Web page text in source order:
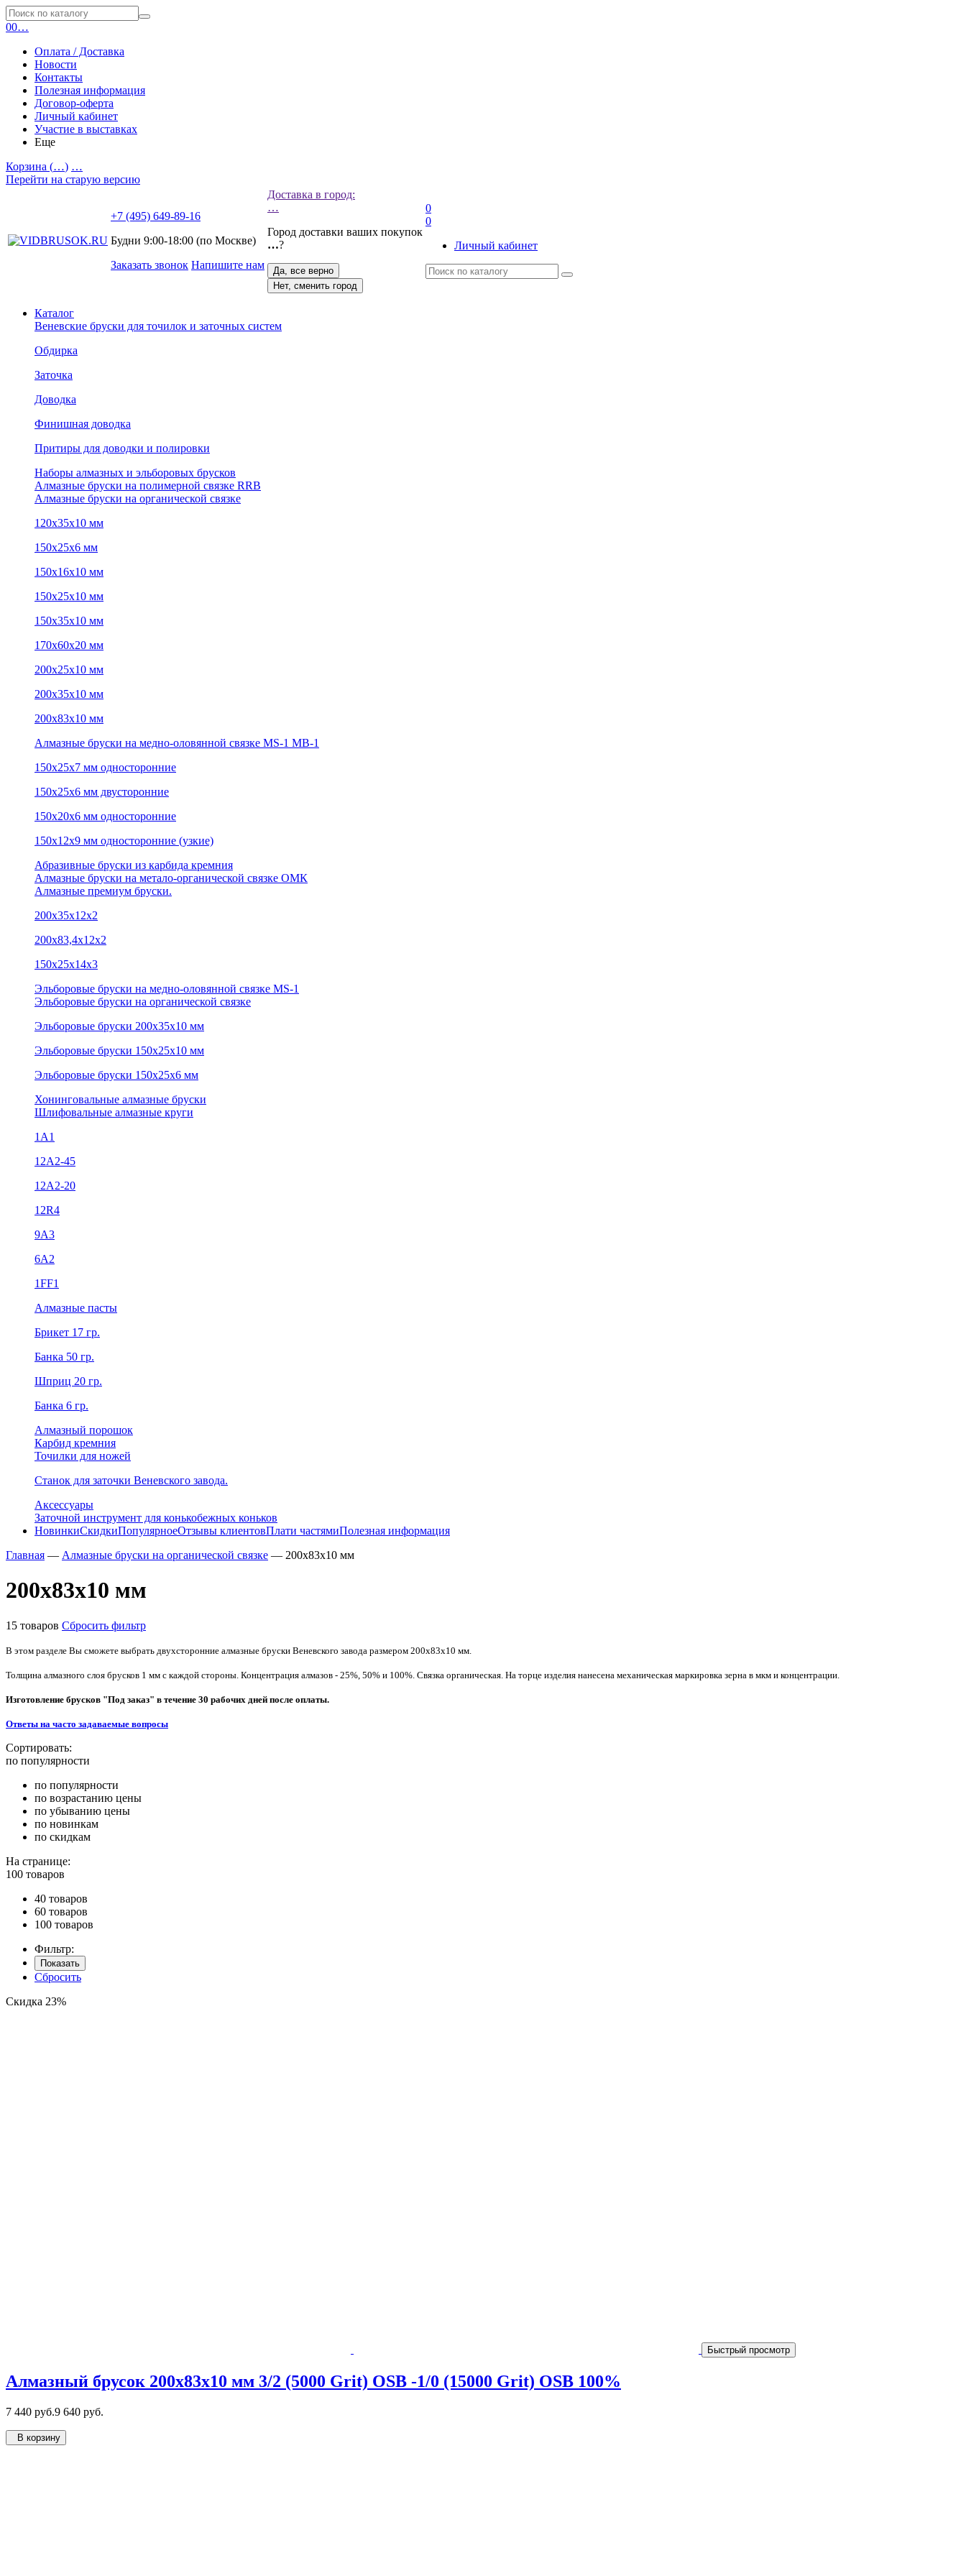
00…
Оплата / Доставка
Новости
Контакты
Полезная информация
Договор-оферта
Личный кабинет
Участие в выставках
Еще
Корзина (…) …
Перейти на старую версию
+7 (495) 649-89-16
Будни 9:00-18:00 (по Москве)
Заказать звонок Напишите нам
Доставка в город:
…
Город доставки ваших покупок
…?
Да, все верно
Нет, сменить город
0
0
Личный кабинет
Каталог
Веневские бруски для точилок и заточных систем
Обдирка
Заточка
Доводка
Финишная доводка
Притиры для доводки и полировки
Наборы алмазных и эльборовых брусков
Алмазные бруски на полимерной связке RRB
Алмазные бруски на органической связке
120х35х10 мм
150х25х6 мм
150х16х10 мм
150х25х10 мм
150х35х10 мм
170х60х20 мм
200х25х10 мм
200х35х10 мм
200х83х10 мм
Алмазные бруски на медно-оловянной связке MS-1 MB-1
150х25х7 мм односторонние
150х25х6 мм двусторонние
150х20х6 мм односторонние
150х12х9 мм односторонние (узкие)
Абразивные бруски из карбида кремния
Алмазные бруски на метало-органической связке ОМК
Алмазные премиум бруски.
200х35х12х2
200х83,4х12х2
150х25х14х3
Эльборовые бруски на медно-оловянной связке MS-1
Эльборовые бруски на органической связке
Эльборовые бруски 200х35х10 мм
Эльборовые бруски 150х25х10 мм
Эльборовые бруски 150х25х6 мм
Хонинговальные алмазные бруски
Шлифовальные алмазные круги
1А1
12A2-45
12А2-20
12R4
9А3
6А2
1FF1
Алмазные пасты
Брикет 17 гр.
Банка 50 гр.
Шприц 20 гр.
Банка 6 гр.
Алмазный порошок
Карбид кремния
Точилки для ножей
Станок для заточки Веневского завода.
Аксессуары
Заточной инструмент для конькобежных коньков
НовинкиСкидкиПопулярноеОтзывы клиентовПлати частямиПолезная информация
Главная — Алмазные бруски на органической связке — 200х83х10 мм
200х83х10 мм
15 товаров Сбросить фильтр
В этом разделе Вы сможете выбрать двухсторонние алмазные бруски Веневского завода размером 200х83х10 мм.
Толщина алмазного слоя брусков 1 мм с каждой стороны. Концентрация алмазов - 25%, 50% и 100%. Связка органическая. На торце изделия нанесена механическая маркировка зерна в мкм и концентрации.
Изготовление брусков "Под заказ" в течение 30 рабочих дней после оплаты.
Ответы на часто задаваемые вопросы
Сортировать:
по популярности
по популярности
по возрастанию цены
по убыванию цены
по новинкам
по скидкам
На странице:
100 товаров
40 товаров
60 товаров
100 товаров
Фильтр:
Показать
Сбросить
Скидка 23%
Быстрый просмотр
Алмазный брусок 200х83х10 мм 3/2 (5000 Grit) OSB -1/0 (15000 Grit) OSB 100%
7 440 руб.9 640 руб.
В корзину